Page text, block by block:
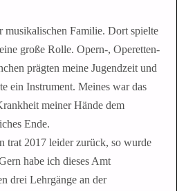
musikalischen Familie. Dort spielte
große Rolle. Opern-, Operetten-
prägten meine Jugendzeit und
ein Instrument. Meines war das
meiner Hände dem
Ende.
trat 2017 leider zurück, so wurde
habe ich dieses Amt
drei Lehrgänge an der